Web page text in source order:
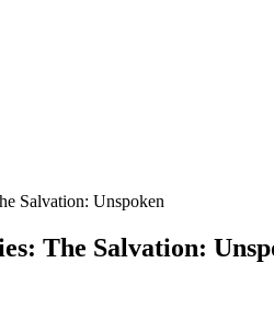
Salvation: Unspoken
The Salvation: